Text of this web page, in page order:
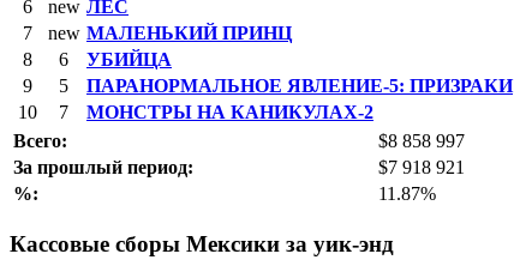
6
new ЛЕС
7
new МАЛЕНЬКИЙ ПРИНЦ
8
6 УБИЙЦА
9
5 ПАРАНОРМАЛЬНОЕ ЯВЛЕНИЕ-5: ПРИЗРАКИ
10
7 МОНСТРЫ НА КАНИКУЛАХ-2
Всего:
$8 858 997
За прошлый период:
$7 918 921
%:
11.87%
Кассовые сборы Мексики за уик-энд